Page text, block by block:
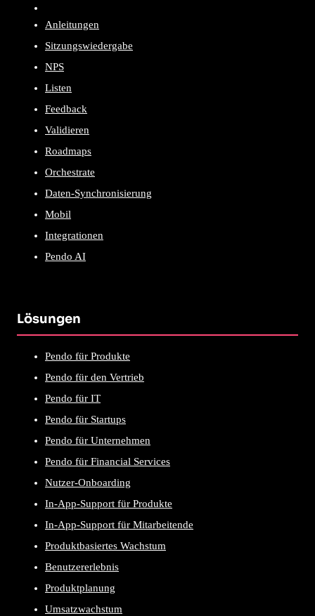
Anleitungen
Sitzungswiedergabe
NPS
Listen
Feedback
Validieren
Roadmaps
Orchestrate
Daten-Synchronisierung
Mobil
Integrationen
Pendo AI
Lösungen
Pendo für Produkte
Pendo für den Vertrieb
Pendo für IT
Pendo für Startups
Pendo für Unternehmen
Pendo für Financial Services
Nutzer-Onboarding
In-App-Support für Produkte
In-App-Support für Mitarbeitende
Produktbasiertes Wachstum
Benutzererlebnis
Produktplanung
Umsatzwachstum